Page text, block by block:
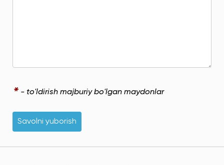
* - to'ldirish majburiy bo'lgan maydonlar
Savolni yuborish